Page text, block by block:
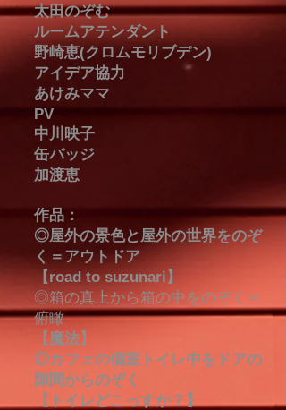
太田のぞむ
ルームアテンダント
野崎恵(クロムモリブデン)
アイデア協力
あけみママ
PV
中川映子
缶バッジ
加渡恵
作品：
◎屋外の景色と屋外の世界をのぞ
く＝アウトドア
【road to suzunari】
◎箱の真上から箱の中をのぞく＝
俯瞰
【魔法】
◎カフェの個室トイレ中をドアの
隙間からのぞく
【トイレどこっすか？】